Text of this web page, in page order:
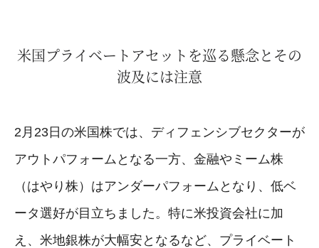
米国プライベートアセットを巡る懸念とその
波及には注意
2月23日の米国株では、ディフェンシブセクターが
アウトパフォームとなる一方、金融やミーム株
（はやり株）はアンダーパフォームとなり、低ベ
ータ選好が目立ちました。特に米投資会社に加
え、米地銀株が大幅安となるなど、プライベート